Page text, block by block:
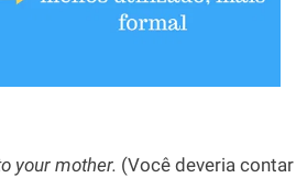
your mother. (Você deveria contar